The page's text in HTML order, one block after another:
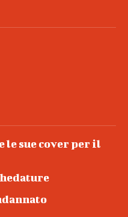
le sue cover per il